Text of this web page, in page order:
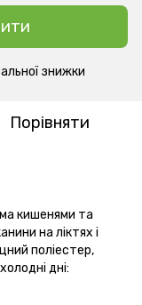
знижки
Порівняти
кишенями та
на ліктях і
поліестер,
дні: